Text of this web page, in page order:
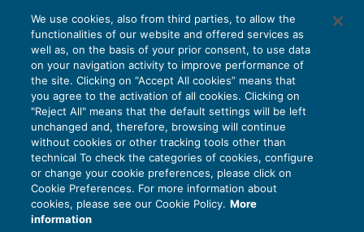
Ruoli e responsabilità del professionista
nel CCII
CRISI D'IMPRESA27/04/2026
diMaurizio Stella
Privacy Policy
Cookie Policy
We use cookies, also from third parties, to allow the
functionalities of our website and offered services as
well as, on the basis of your prior consent, to use data
on your navigation activity to improve performance of
the site. Clicking on “Accept All cookies” means that
you agree to the activation of all cookies. Clicking on
"Reject All" means that the default settings will be left
unchanged and, therefore, browsing will continue
without cookies or other tracking tools other than
technical To check the categories of cookies, configure
or change your cookie preferences, please click on
Cookie Preferences. For more information about
cookies, please see our Cookie Policy. More
information